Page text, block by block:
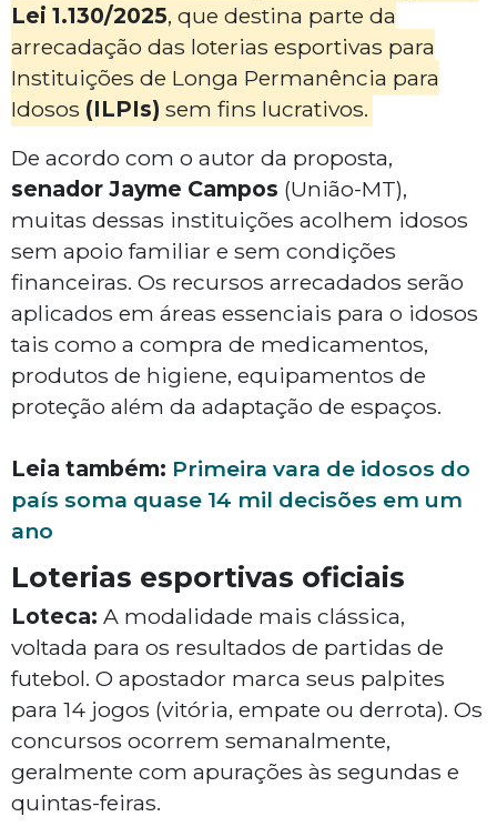
Lei 1.130/2025, que destina parte da
arrecadação das loterias esportivas para
Instituições de Longa Permanência para
Idosos (ILPIs) sem fins lucrativos.
De acordo com o autor da proposta,
senador Jayme Campos (União-MT),
muitas dessas instituições acolhem idosos
sem apoio familiar e sem condições
financeiras. Os recursos arrecadados serão
aplicados em áreas essenciais para o idosos
tais como a compra de medicamentos,
produtos de higiene, equipamentos de
proteção além da adaptação de espaços.
Leia também: Primeira vara de idosos do
país soma quase 14 mil decisões em um
ano
Loterias esportivas oficiais
Loteca: A modalidade mais clássica,
voltada para os resultados de partidas de
futebol. O apostador marca seus palpites
para 14 jogos (vitória, empate ou derrota). Os
concursos ocorrem semanalmente,
geralmente com apurações às segundas e
quintas-feiras.